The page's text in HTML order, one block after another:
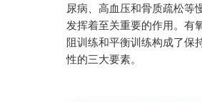
尿病、高血压和骨质疏松等
发挥着至关重要的作用。有
阻训练和平衡训练构成了保
性的三大要素。